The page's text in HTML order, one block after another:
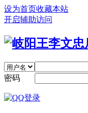
设为首页收藏本站
开启辅助访问
密码